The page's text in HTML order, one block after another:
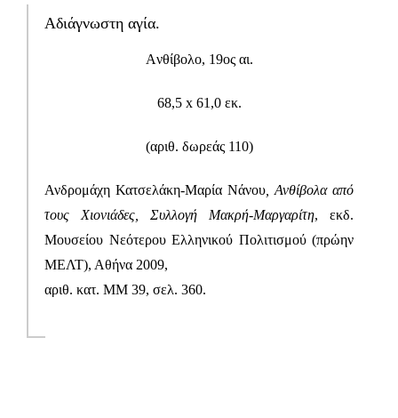
Αδιάγνωστη αγία.
Aνθίβολο, 19ος αι.
68,5 x61,0 εκ.
(αριθ. δωρεάς 110)
Ανδρομάχη Κατσελάκη-Μαρία Νάνου , Ανθίβολα από
τους Χιονιάδες, Συλλογή Μακρή-Μαργαρίτη, εκδ.
Μουσείου Νεότερου Ελληνικού Πολιτισμού (πρώην
ΜΕΛΤ), Αθήνα 2009,
αριθ. κατ. ΜΜ 39, σελ. 360.
info@laskaridisfoundation.org
META
Σύνδεση
Ροή καταχωρίσεων
Ροή σχολίων